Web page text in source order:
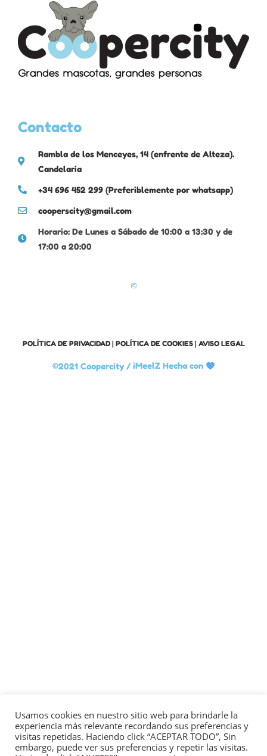
Contacto
Rambla de los Menceyes, 14 (enfrente de Alteza).
Candelaria
+34 696 452 299 (Preferiblemente por whatsapp)
cooperscity@gmail.com
Horario: De Lunes a Sábado de 10:00 a 13:30 y de
17:00 a 20:00
POLÍTICA DE PRIVACIDAD| POLÍTICA DE COOKIES| AVISO LEGAL
©2021 Coopercity /iMeelZ Hecha con
Usamos cookies en nuestro sitio web para brindarle la
experiencia más relevante recordando sus preferencias y
visitas repetidas. Haciendo click “ACEPTAR TODO”, Sin
embargo, puede ver sus preferencias y repetir las visitas.